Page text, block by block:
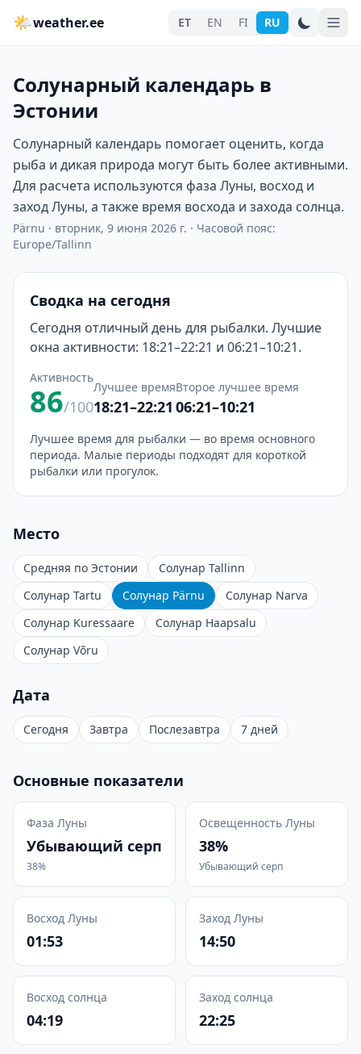
🌤weather.ee ET EN FI RU
Солунарный календарь в
Эстонии
Солунарный календарь помогает оценить, когда
рыба и дикая природа могут быть более активными.
Для расчета используются фаза Луны, восход и
заход Луны, а также время восхода и захода солнца.
Pärnu · вторник, 9 июня 2026 г. · Часовой пояс:
Europe/Tallinn
Сводка на сегодня
Сегодня отличный день для рыбалки. Лучшие
окна активности: 18:21–22:21 и 06:21–10:21.
Активность
86/100
Лучшее время
18:21–22:21
Второе лучшее время
06:21–10:21
Лучшее время для рыбалки — во время основного
периода. Малые периоды подходят для короткой
рыбалки или прогулок.
Место
Средняя по Эстонии
Солунар Tallinn
Солунар Tartu
Солунар Pärnu
Солунар Narva
Солунар Kuressaare
Солунар Haapsalu
Солунар Võru
Дата
Сегодня Завтра Послезавтра 7 дней
Основные показатели
Фаза Луны
Убывающий серп
38%
Освещенность Луны
38%
Убывающий серп
Восход Луны
01:53
Заход Луны
14:50
Восход солнца
04:19
Заход солнца
22:25